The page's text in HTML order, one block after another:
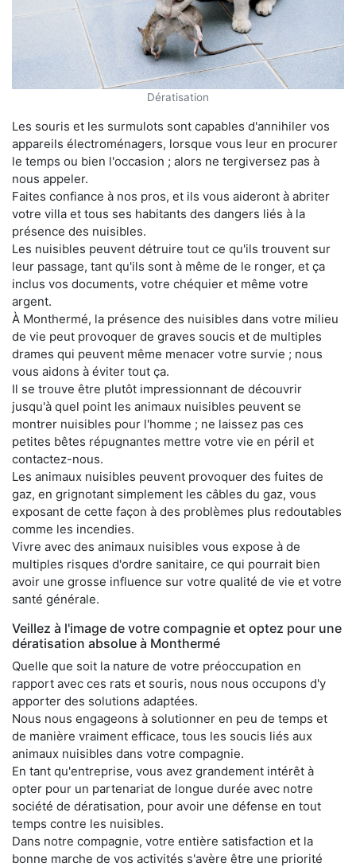
Dératisation
Les souris et les surmulots sont capables d'annihiler vos
appareils électroménagers, lorsque vous leur en procurer
le temps ou bien l'occasion ; alors ne tergiversez pas à
nous appeler.
Faites confiance à nos pros, et ils vous aideront à abriter
votre villa et tous ses habitants des dangers liés à la
présence des nuisibles.
Les nuisibles peuvent détruire tout ce qu'ils trouvent sur
leur passage, tant qu'ils sont à même de le ronger, et ça
inclus vos documents, votre chéquier et même votre
argent.
À Monthermé, la présence des nuisibles dans votre milieu
de vie peut provoquer de graves soucis et de multiples
drames qui peuvent même menacer votre survie ; nous
vous aidons à éviter tout ça.
Il se trouve être plutôt impressionnant de découvrir
jusqu'à quel point les animaux nuisibles peuvent se
montrer nuisibles pour l'homme ; ne laissez pas ces
petites bêtes répugnantes mettre votre vie en péril et
contactez-nous.
Les animaux nuisibles peuvent provoquer des fuites de
gaz, en grignotant simplement les câbles du gaz, vous
exposant de cette façon à des problèmes plus redoutables
comme les incendies.
Vivre avec des animaux nuisibles vous expose à de
multiples risques d'ordre sanitaire, ce qui pourrait bien
avoir une grosse influence sur votre qualité de vie et votre
santé générale.
Veillez à l'image de votre compagnie et optez pour une
dératisation absolue à Monthermé
Quelle que soit la nature de votre préoccupation en
rapport avec ces rats et souris, nous nous occupons d'y
apporter des solutions adaptées.
Nous nous engageons à solutionner en peu de temps et
de manière vraiment efficace, tous les soucis liés aux
animaux nuisibles dans votre compagnie.
En tant qu'entreprise, vous avez grandement intérêt à
opter pour un partenariat de longue durée avec notre
société de dératisation, pour avoir une défense en tout
temps contre les nuisibles.
Dans notre compagnie, votre entière satisfaction et la
bonne marche de vos activités s'avère être une priorité